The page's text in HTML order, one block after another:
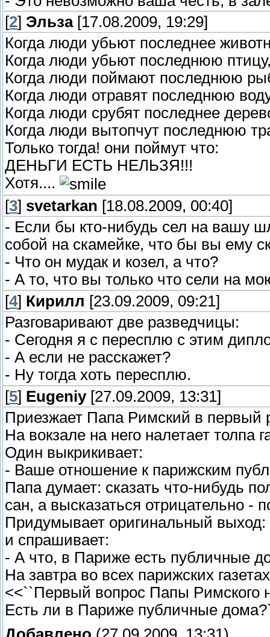
[2] Эльза[17.08.2009, 19:29]
Когда люди убьют последнее
Когда люди убьют последнюю
Когда люди поймают последнюю
Когда люди отравят последнюю
Когда люди срубят последнее
Когда люди вытопчут последнюю
Только тогда! они поймут что:
ДЕНЬГИ ЕСТЬ НЕЛЬЗЯ!!!
Хотя....
[3] svetarkan [18.08.2009, 00:40]
- Если бы кто-нибудь сел на вашу
собой на скамейке, что бы вы ему
- Что он мудак и козел, а что?
- А то, что вы только что сели на
[4] Кирилл [23.09.2009, 09:21]
Разговаpивают две pазведчицы:
- Сегодня я с пеpесплю с этим
- А если не pасскажет?
- Hy тогда хоть пеpесплю.
[5] Eugeniy[27.09.2009, 13:31]
Приезжает Папа Римский в первый
На вокзале на него налетает толпа
Один выкрикивает:
- Ваше отношение к парижским
Папа думает: сказать что-нибудь
сан, а высказаться отрицательно -
Придумывает оригинальный выход:
и спрашивает:
- А что, в Париже есть публичные
На завтра во всех парижских
<<``Первый вопрос Папы Римского
Есть ли в Париже публичные